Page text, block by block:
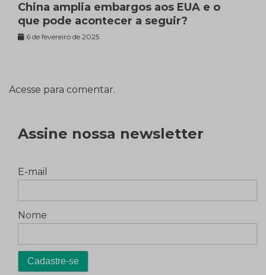
China amplia embargos aos EUA e o
que pode acontecer a seguir?
6 de fevereiro de 2025
Acesse para comentar.
Assine nossa newsletter
E-mail
Nome